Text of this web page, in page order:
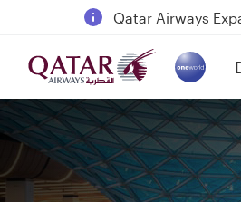
18 June 2026:
6 August 2026:
Qatar Airways